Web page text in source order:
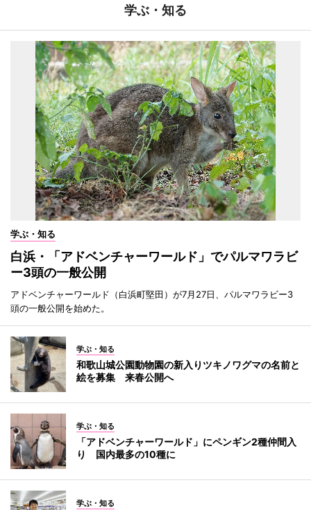
学ぶ・知る
学ぶ・知る
白浜・「アドベンチャーワールド」でパルマワラビ
ー3頭の一般公開
アドベンチャーワールド（白浜町堅田）が7月27日、パルマワラビー3
頭の一般公開を始めた。
学ぶ・知る
和歌山城公園動物園の新入りツキノワグマの名前と
絵を募集 来春公開へ
学ぶ・知る
「アドベンチャーワールド」にペンギン2種仲間入
り 国内最多の10種に
学ぶ・知る